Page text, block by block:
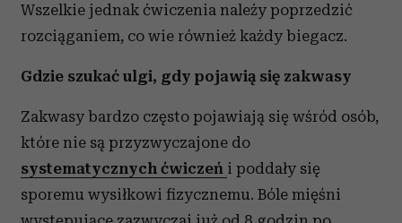
Wszelkie jednak ćwiczenia należy poprzedzić
rozciąganiem, co wie również każdy biegacz.
Gdzie szukać ulgi, gdy pojawią się zakwasy
Zakwasy bardzo często pojawiają się wśród osób,
które nie są przyzwyczajone do
systematycznych ćwiczeń i poddały się
sporemu wysiłkowi fizycznemu. Bóle mięśni